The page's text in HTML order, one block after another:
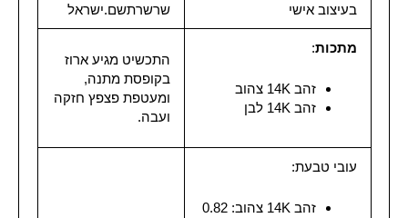
בעיצוב אישי
שרשרתשם.ישראל
מתכות:
זהב 14K צהוב
זהב 14K לבן
התכשיט מגיע ארוז
בקופסת מתנה,
ומעטפת פצפץ חזקה
ועבה.
עובי טבעת:
זהב 14K צהוב: 0.82